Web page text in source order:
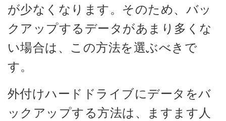
が少なくなります。そのため、バッ
クアップするデータがあまり多くな
い場合は、この方法を選ぶべきで
す。
外付けハードドライブにデータをバ
ックアップする方法は、ますます人